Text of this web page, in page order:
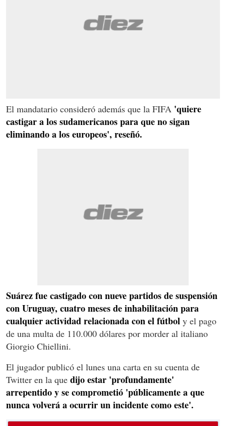
El mandatario consideró además que la FIFA 'quiere
castigar a los sudamericanos para que no sigan
eliminando a los europeos', reseñó.
Suárez fue castigado con nueve partidos de suspensión
con Uruguay, cuatro meses de inhabilitación para
cualquier actividad relacionada con el fútbol y el pago
de una multa de 110.000 dólares por morder al italiano
Giorgio Chiellini.
El jugador publicó el lunes una carta en su cuenta de
Twitter en la que dijo estar 'profundamente'
arrepentido y se comprometió 'públicamente a que
nunca volverá a ocurrir un incidente como este'.